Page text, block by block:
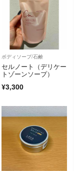
ボディソープ/石鹸
セルノート（デリケー
トゾーンソープ）
¥3,300